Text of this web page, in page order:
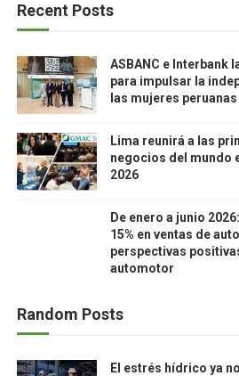
Recent Posts
ASBANC e Interbank
para impulsar la
las mujeres peruanas
Lima reunirá a las
negocios del mundo
2026
De enero a junio
15% en ventas de
perspectivas
automotor
Random Posts
El estrés hídrico ya